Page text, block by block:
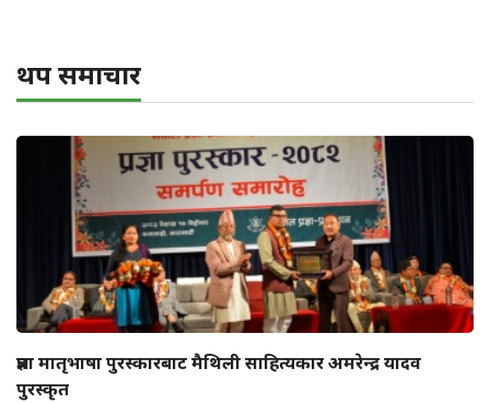
थप समाचार
प्रज्ञा मातृभाषा पुरस्कारबाट मैथिली साहित्यकार अमरेन्द्र यादव
पुरस्कृत